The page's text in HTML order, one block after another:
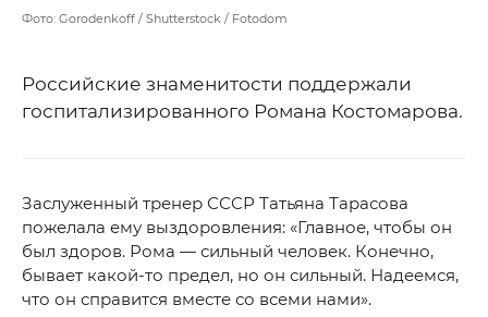
Фото: Gorodenkoff / Shutterstock / Fotodom
Российские знаменитости поддержали
госпитализированного Романа Костомарова.
Заслуженный тренер СССР Татьяна Тарасова
пожелала ему выздоровления: «Главное, чтобы он
был здоров. Рома — сильный человек. Конечно,
бывает какой-то предел, но он сильный. Надеемся,
что он справится вместе со всеми нами».